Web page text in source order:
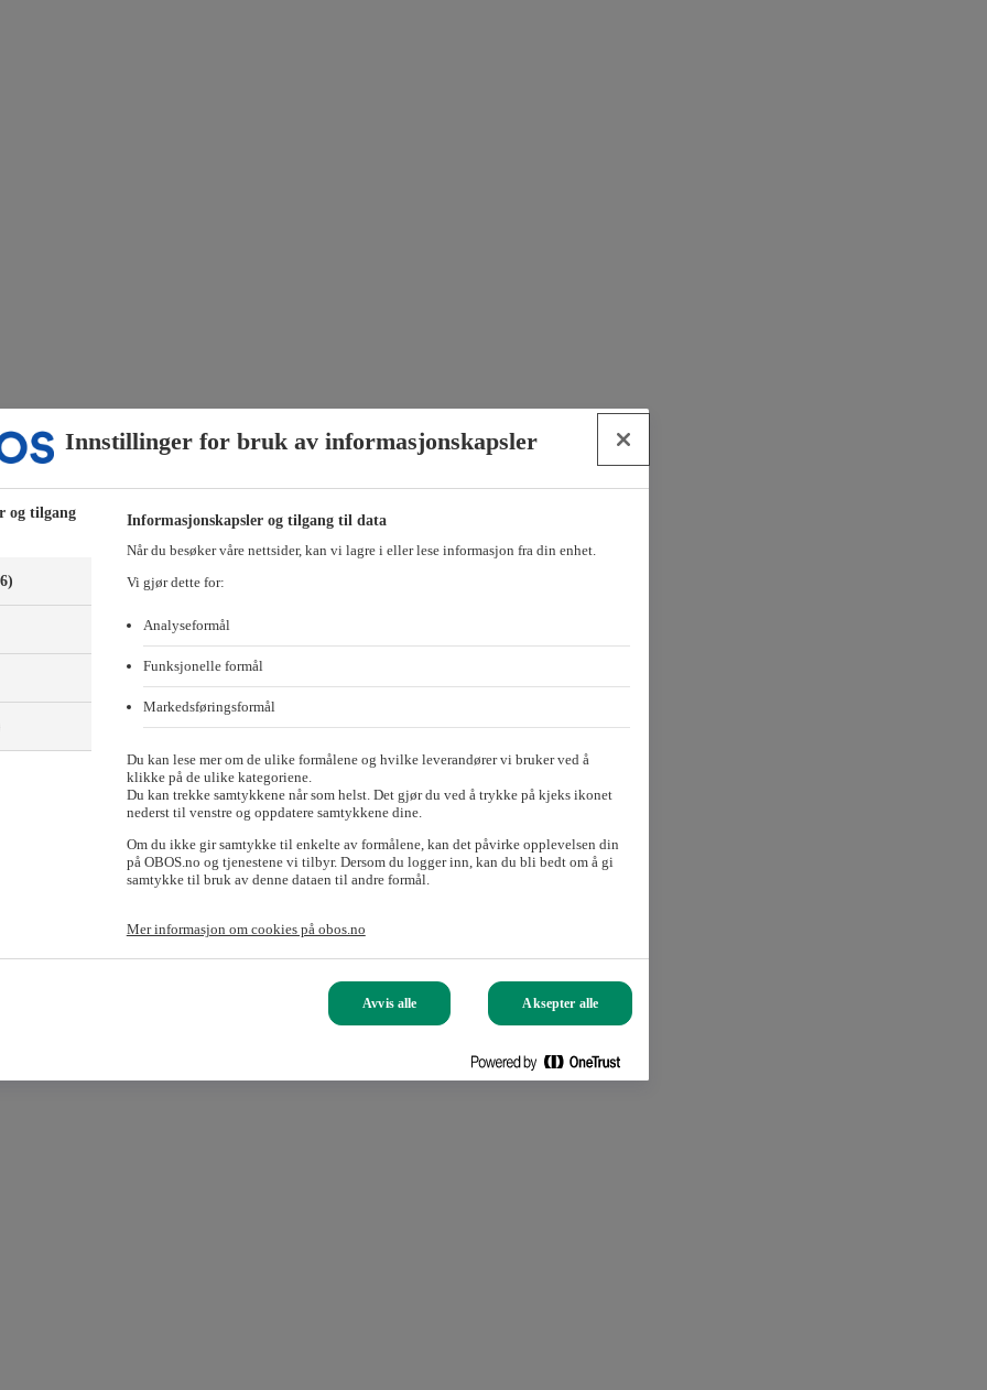
er styremedlem i borettslag eller sameie.
Innstillinger for bruk av informasjonskapsler
og tilgang
Informasjonskapsler og tilgang til data
Når du besøker våre nettsider, kan vi lagre i eller lese informasjon fra din enhet.
Vi gjør dette for:
Analyseformål
Funksjonelle formål
Markedsføringsformål
Du kan lese mer om de ulike formålene og hvilke leverandører vi bruker ved å
klikke på de ulike kategoriene.
Du kan trekke samtykkene når som helst. Det gjør du ved å trykke på kjeks ikonet
nederst til venstre og oppdatere samtykkene dine.
Om du ikke gir samtykke til enkelte av formålene, kan det påvirke opplevelsen din
på OBOS.no og tjenestene vi tilbyr. Dersom du logger inn, kan du bli bedt om å gi
samtykke til bruk av denne dataen til andre formål.
Mer informasjon om cookies på obos.no
Avvis alle Aksepter alle